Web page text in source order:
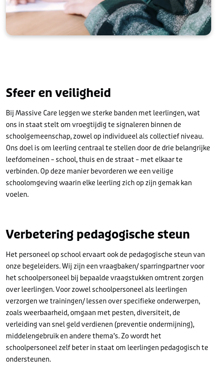
Sfeer en veiligheid
Bij Massive Care leggen we sterke banden met leerlingen, wat
ons in staat stelt om vroegtijdig te signaleren binnen de
schoolgemeenschap, zowel op individueel als collectief niveau.
Ons doel is om leerling centraal te stellen door de drie belangrijke
leefdomeinen – school, thuis en de straat – met elkaar te
verbinden. Op deze manier bevorderen we een veilige
schoolomgeving waarin elke leerling zich op zijn gemak kan
voelen.
Verbetering pedagogische steun
Het personeel op school ervaart ook de pedagogische steun van
onze begeleiders. Wij zijn een vraagbaken/ sparringpartner voor
het schoolpersoneel bij bepaalde vraagstukken omtrent zorgen
over leerlingen. Voor zowel schoolpersoneel als leerlingen
verzorgen we trainingen/ lessen over specifieke onderwerpen,
zoals weerbaarheid, omgaan met pesten, diversiteit, de
verleiding van snel geld verdienen (preventie ondermijning),
middelengebruik en andere thema’s. Zo wordt het
schoolpersoneel zelf beter in staat om leerlingen pedagogisch te
ondersteunen.